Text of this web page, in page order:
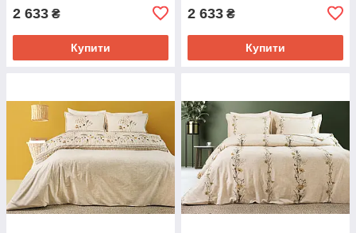
2 633 ₴
Купити
2 633 ₴
Купити